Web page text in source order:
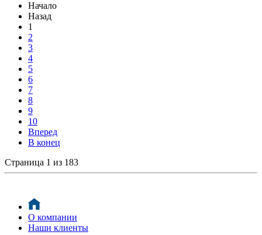
Начало
Назад
1
2
3
4
5
6
7
8
9
10
Вперед
В конец
Страница 1 из 183
О компании
Наши клиенты